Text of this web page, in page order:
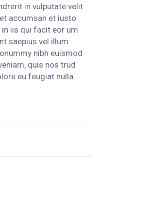
in vulputate velit
accumsan et iusto
iis qui facit eor um
saepius vel illum
nibh euismod
quis nos trud
eu feugiat nulla